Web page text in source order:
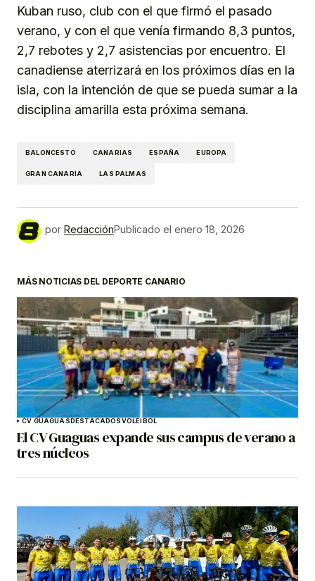
Kuban ruso, club con el que firmó el pasado
verano, y con el que venía firmando 8,3 puntos,
2,7 rebotes y 2,7 asistencias por encuentro. El
canadiense aterrizará en los próximos días en la
isla, con la intención de que se pueda sumar a la
disciplina amarilla esta próxima semana.
BALONCESTO CANARIAS ESPAÑA EUROPA
GRAN CANARIA LAS PALMAS
por RedacciónPublicado el enero 18, 2026
MÁS NOTICIAS DEL DEPORTE CANARIO
CV GUAGUASDESTACADOSVOLEIBOL
El CV Guaguas expande sus campus de verano a
tres núcleos